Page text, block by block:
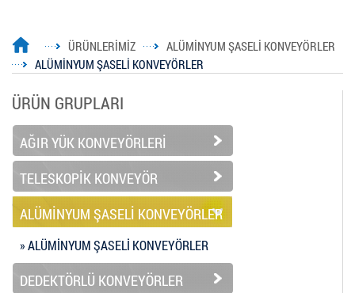
ÜRÜNLERİMİZ
ALÜMİNYUM ŞASELİ KONVEYÖRLER
ALÜMİNYUM ŞASELİ KONVEYÖRLER
ÜRÜN GRUPLARI
AĞIR YÜK KONVEYÖRLERİ
TELESKOPİK KONVEYÖR
ALÜMİNYUM ŞASELİ KONVEYÖRLER
» ALÜMİNYUM ŞASELİ KONVEYÖRLER
DEDEKTÖRLÜ KONVEYÖRLER